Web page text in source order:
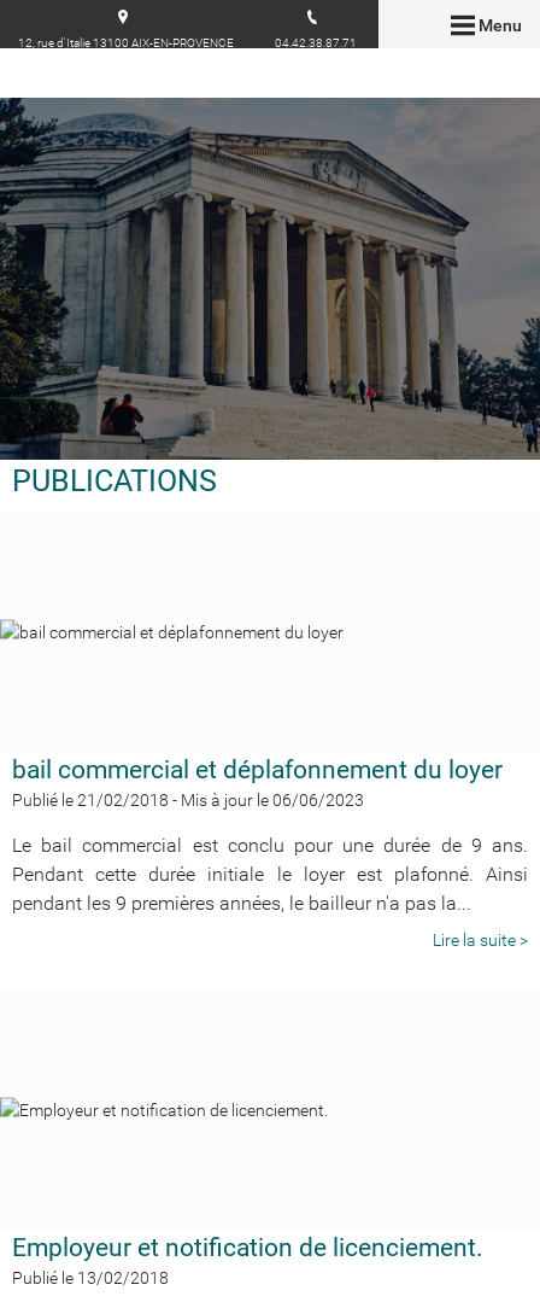
Menu
12, rue d'Italie 13100 AIX-EN-PROVENCE 04.42.38.87.71
PUBLICATIONS
bail commercial et déplafonnement du loyer
Publié le 21/02/2018 - Mis à jour le 06/06/2023
Le bail commercial est conclu pour une durée de 9 ans.
Pendant cette durée initiale le loyer est plafonné. Ainsi
pendant les 9 premières années, le bailleur n'a pas la...
Lire la suite >
Employeur et notification de licenciement.
Publié le 13/02/2018